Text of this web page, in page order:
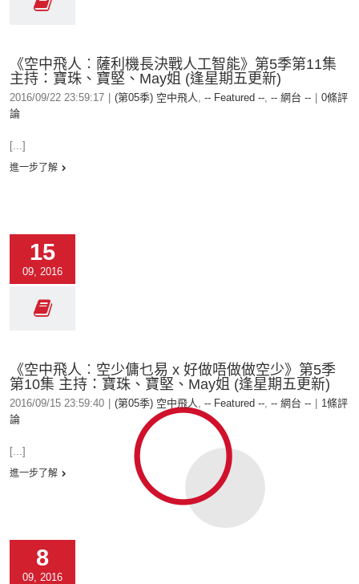
《空中飛人︰薩利機長決戰人工智能》第5季第11集
主持：寶珠、寶堅、May姐 (逢星期五更新)
2016/09/22 23:59:17 (第05季) 空中飛人, -- Featured --, -- 網台 --
0條評
論
[...]
進一步了解
15
09, 2016
《空中飛人︰空少傭乜易 x 好做唔做做空少》第5季
第10集 主持：寶珠、寶堅、May姐 (逢星期五更新)
2016/09/15 23:59:40 (第05季) 空中飛人, -- Featured --, -- 網台 --
1條評
論
[...]
進一步了解
8
09, 2016